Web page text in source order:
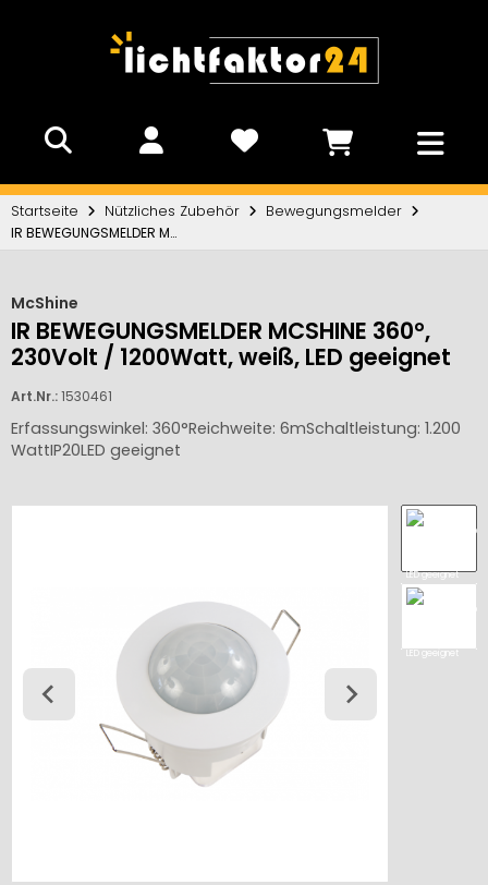
Startseite Nützliches Zubehör
Bewegungsmelder
IR BEWEGUNGSMELDER MCSHINE 360°, 230Volt / 1200Watt, weiß, LED geeignet
McShine
IR BEWEGUNGSMELDER MCSHINE 360°,
230Volt / 1200Watt, weiß, LED geeignet
Art.Nr.:1530461
Erfassungswinkel: 360°Reichweite: 6mSchaltleistung: 1.200
WattIP20LED geeignet